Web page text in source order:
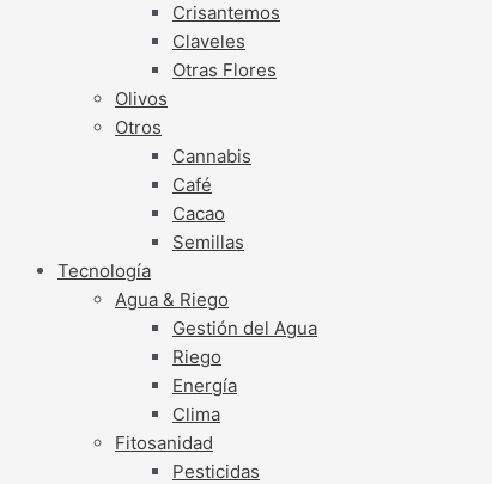
Crisantemos
Claveles
Otras Flores
Olivos
Otros
Cannabis
Café
Cacao
Semillas
Tecnología
Agua & Riego
Gestión del Agua
Riego
Energía
Clima
Fitosanidad
Pesticidas